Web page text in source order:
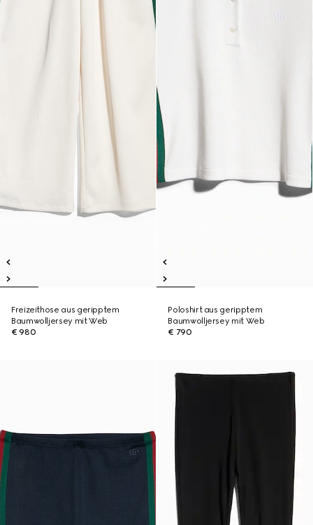
Freizeithose aus geripptem
Baumwolljersey mit Web
€ 980
Poloshirt aus geripptem
Baumwolljersey mit Web
€ 790